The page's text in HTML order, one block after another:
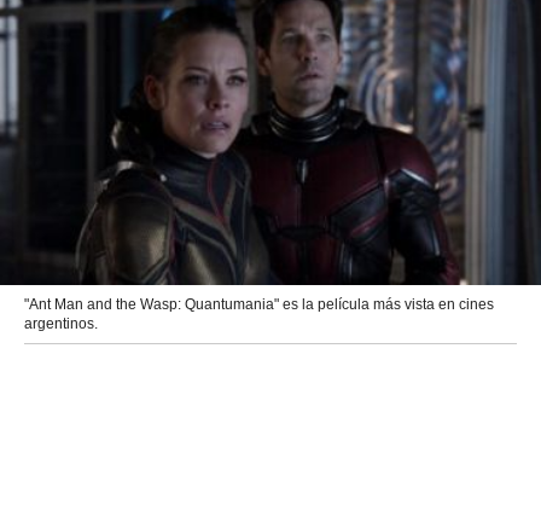
"Ant Man and the Wasp: Quantumania" es la película más vista en cines
argentinos.